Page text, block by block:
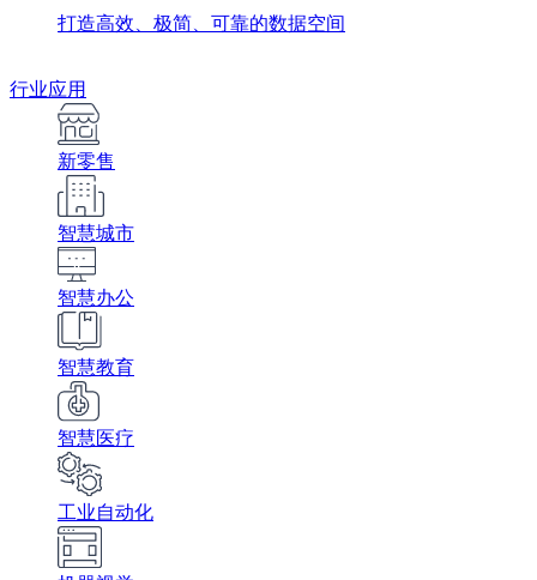
打造高效、极简、可靠的数据空间
行业应用
新零售
智慧城市
智慧办公
智慧教育
智慧医疗
工业自动化